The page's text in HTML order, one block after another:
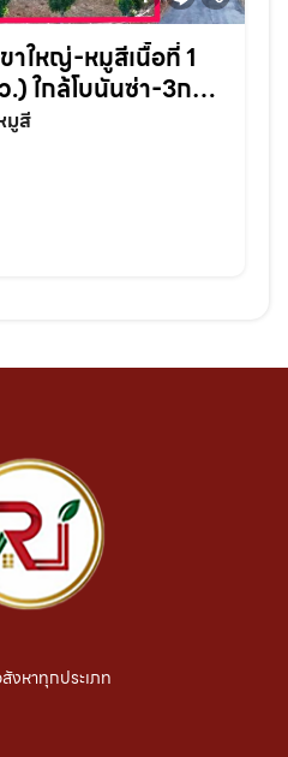
าใหญ่-หมูสีเนื้อที่ 1
.) ใกล้โบนันซ่า-3กม.
สีมา
มูสี
งหาทุกประเภท